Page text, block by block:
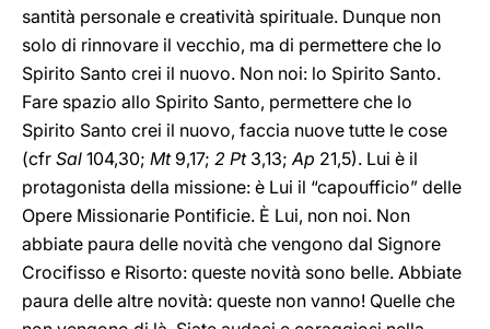
santità personale e creatività spirituale. Dunque non
solo di rinnovare il vecchio, ma di permettere che lo
Spirito Santo crei il nuovo. Non noi: lo Spirito Santo.
Fare spazio allo Spirito Santo, permettere che lo
Spirito Santo crei il nuovo, faccia nuove tutte le cose
(cfr Sal 104,30; Mt9,17; 2 Pt3,13;Ap 21,5). Lui è il
protagonista della missione: è Lui il “capoufficio” delle
Opere Missionarie Pontificie. È Lui, non noi. Non
abbiate paura delle novità che vengono dal Signore
Crocifisso e Risorto: queste novità sono belle. Abbiate
paura delle altre novità: queste non vanno! Quelle che